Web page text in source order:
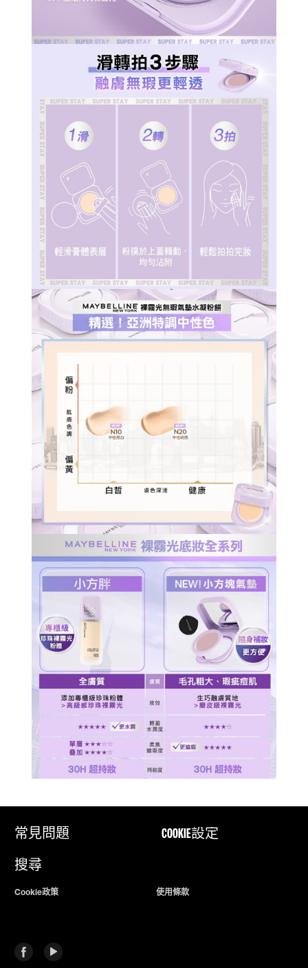
常見問題
搜尋
COOKIE設定
Cookie政策 使用條款